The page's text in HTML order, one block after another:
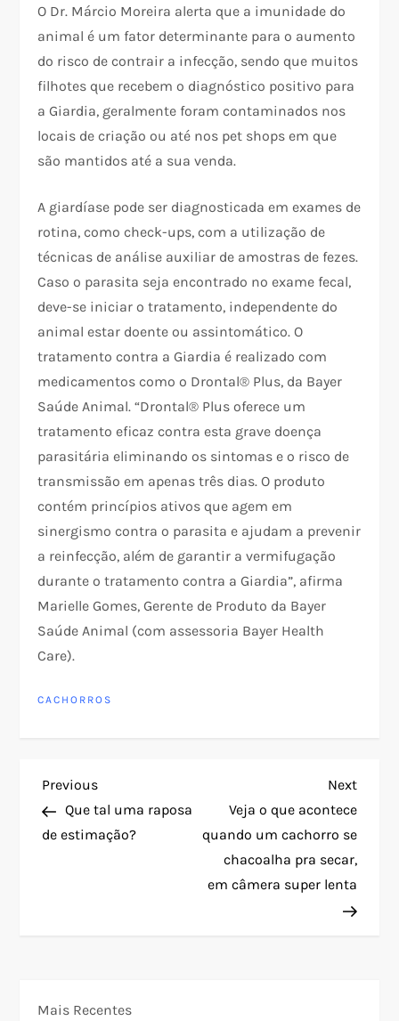
O Dr. Márcio Moreira alerta que a imunidade do
animal é um fator determinante para o aumento
do risco de contrair a infecção, sendo que muitos
filhotes que recebem o diagnóstico positivo para
a Giardia, geralmente foram contaminados nos
locais de criação ou até nos pet shops em que
são mantidos até a sua venda.
A giardíase pode ser diagnosticada em exames de
rotina, como check-ups, com a utilização de
técnicas de análise auxiliar de amostras de fezes.
Caso o parasita seja encontrado no exame fecal,
deve-se iniciar o tratamento, independente do
animal estar doente ou assintomático. O
tratamento contra a Giardia é realizado com
medicamentos como o Drontal® Plus, da Bayer
Saúde Animal. “Drontal® Plus oferece um
tratamento eficaz contra esta grave doença
parasitária eliminando os sintomas e o risco de
transmissão em apenas três dias. O produto
contém princípios ativos que agem em
sinergismo contra o parasita e ajudam a prevenir
a reinfecção, além de garantir a vermifugação
durante o tratamento contra a Giardia”, afirma
Marielle Gomes, Gerente de Produto da Bayer
Saúde Animal (com assessoria Bayer Health
Care).
CACHORROS
N
a
a
Previous
Post
Previous
Que tal uma raposa
de estimação?
Next
Post
Next
Veja o que acontece
quando um cachorro se
chacoalha pra secar,
em câmera super lenta
Mais Recentes